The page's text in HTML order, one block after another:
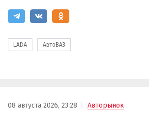
LADA АвтоВАЗ
08 августа 2026, 23:28 Авторынок